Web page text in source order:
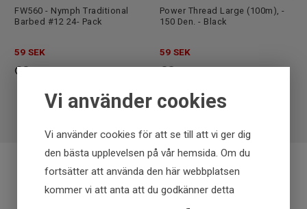
Vi använder cookies
Vi använder cookies för att se till att vi ger dig
den bästa upplevelsen på vår hemsida. Om du
fortsätter att använda den här webbplatsen
kommer vi att anta att du godkänner detta
FW560 - Nymph Traditional
Barbed #12 24- Pack
59 SEK
Power Thread Large (100m), -
150 Den. - Black
59 SEK
Fraktfritt över 699 kr